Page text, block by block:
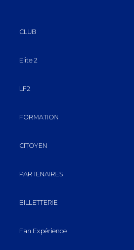
CLUB
Elite 2
LF2
FORMATION
CITOYEN
PARTENAIRES
BILLETTERIE
Fan Expérience